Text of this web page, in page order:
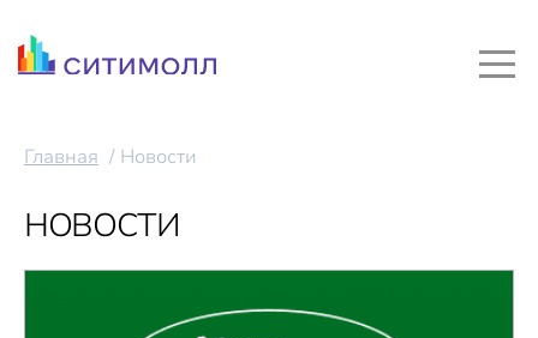
Главная Новости
НОВОСТИ